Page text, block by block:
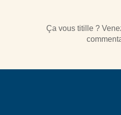
Ça vous titille ?